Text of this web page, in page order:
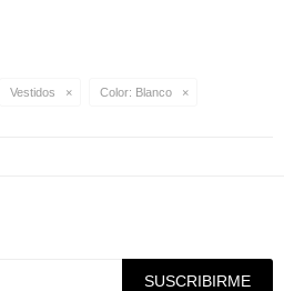
Vestidos Color: Blanco
SUSCRIBIRME